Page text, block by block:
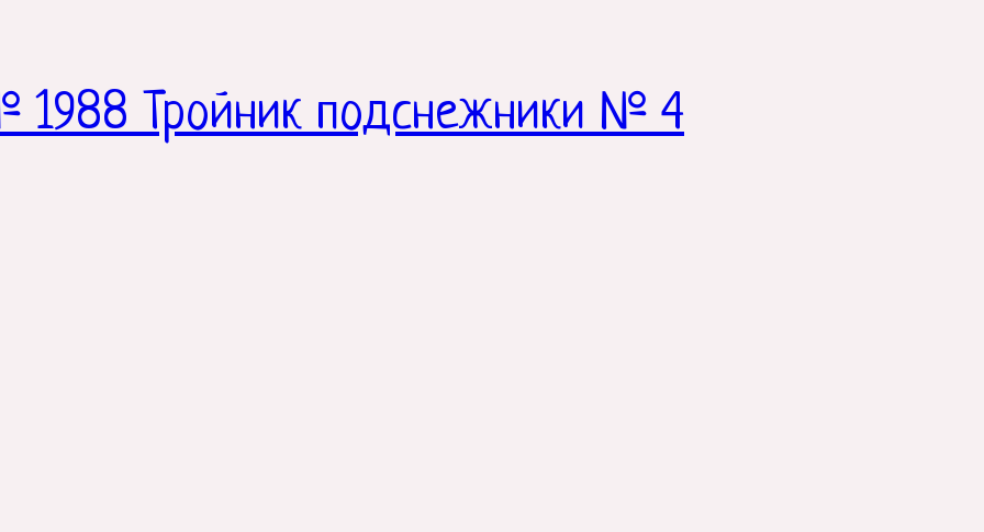
1988 Тройник подснежники № 4